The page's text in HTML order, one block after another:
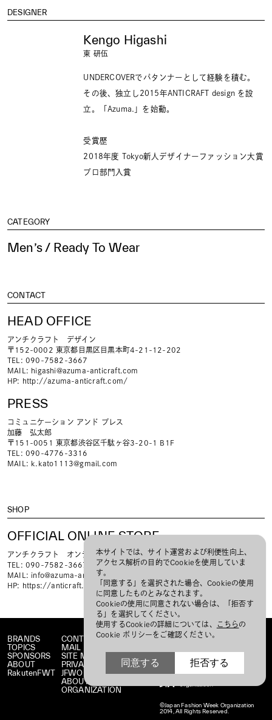
DESIGNER
Kengo Higashi
東 研伍
UNDERCOVERでパタンナーとして経験を積む。
その後、独立し2015年ANTICRAFT design を設
立。「Azuma.」を始動。
受賞歴
2018年度 Tokyo新人デザイナーファッション大賞
プロ部門入賞
CATEGORY
Men’s / Ready To Wear
CONTACT
HEAD OFFICE
アンチクラフト デザイン
〒152-0002 東京都目黒区目黒本町4-21-12-202
TEL: 090-7582-3667
MAIL: higashi@azuma-anticraft.com
HP: http://azuma-anticraft.com/
PRESS
コミュニケーション アンド プレス
加藤 弘太郎
〒151-0051 東京都渋谷区千駄ヶ谷3-20-1 B1F
TEL: 090-4776-3316
MAIL: k.kato1113@gmail.com
SHOP
OFFICIAL ONLINE STORE
アンチクラフト オンラインストア
TEL: 090-7582-3667
MAIL: info@azuma-anticraft.com
HP: https://anticraft.theshop.jp/
BRANDS
TOPICS
SPONSORS
ABOUT
RakutenFWT
CONTACT
MAIL MAGAZINE
SITE MAP
PRIVACY POLICY
JFWO LINK
ABOUT JFW
ORGANIZATION
©Japan Fashion Week Organization
2014, All Rights Reserved.
本サイトでは、サイト運営および利便性向上、
アクセス解析の目的でCookieを使用していま
す。
「同意する」を選択された場合、Cookieの使用
に同意したものとみなされます。
Cookieの使用に同意されない場合は、「拒否す
る」を選択してください。
使用するCookieの詳細については、
こちらの
Cookie ポリシーをご確認ください。
同意する 拒否する